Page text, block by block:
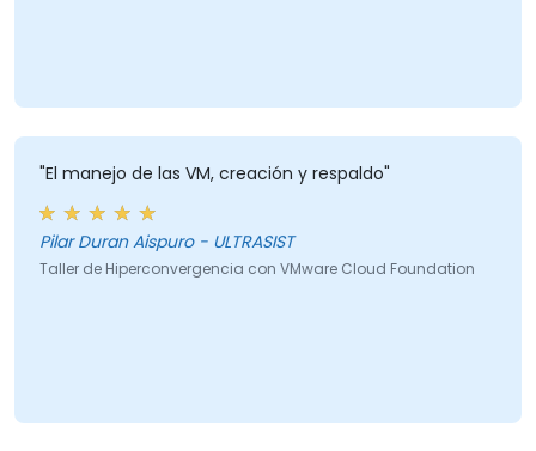
"El manejo de las VM, creación y respaldo"
Pilar Duran Aispuro - ULTRASIST
Taller de Hiperconvergencia con VMware Cloud Foundation